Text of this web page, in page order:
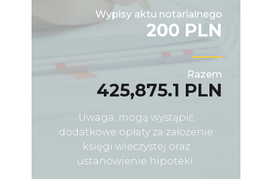
Wypisy aktu notarialnego
200 PLN
Razem
425,875.1 PLN
Uwaga: mogą wystąpić
dodatkowe opłaty za założenie
księgi wieczystej oraz
ustanowienie hipoteki.